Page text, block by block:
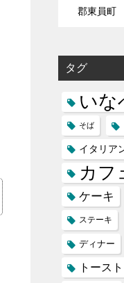
郡東員町
タグ
いな
そば
イタリア
カフ
ケーキ
ステーキ
ディナー
トースト